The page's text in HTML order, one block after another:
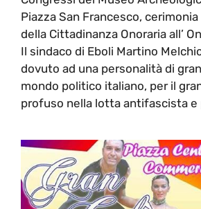
Piazza San Francesco,
della Cittadinanza Onoraria all’
Il sindaco di Eboli Martino
dovuto ad una personalità di
mondo politico italiano, per il
profuso nella lotta antifascista e